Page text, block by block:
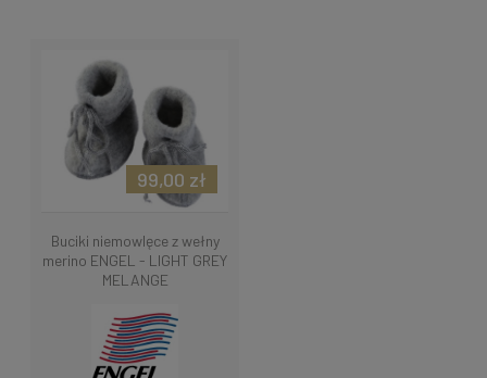
Buciki niemowlęce z wełny
merino ENGEL - LIGHT GREY
MELANGE
99,00 zł